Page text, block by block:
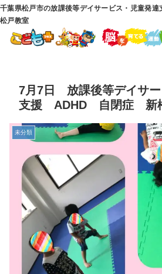
千葉県松戸市の放課後等デイサービス・児童発
松戸教室
7月7日 放課後等デイサ
支援 ADHD 自閉症 新
未分類